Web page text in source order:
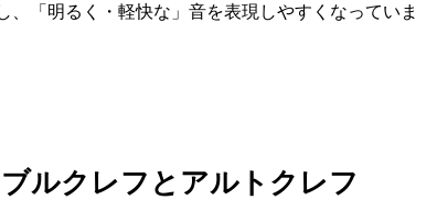
「明るく・軽快な」音を表現しやすくなっていま
ルクレフとアルトクレフ